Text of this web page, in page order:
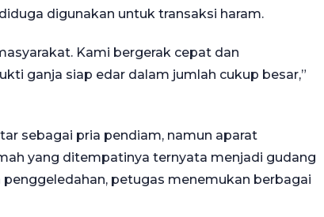
digunakan untuk transaksi haram.
Kami bergerak cepat dan
ganja siap edar dalam jumlah cukup besar,”
sebagai pria pendiam, namun aparat
yang ditempatinya ternyata menjadi gudang
petugas menemukan berbagai